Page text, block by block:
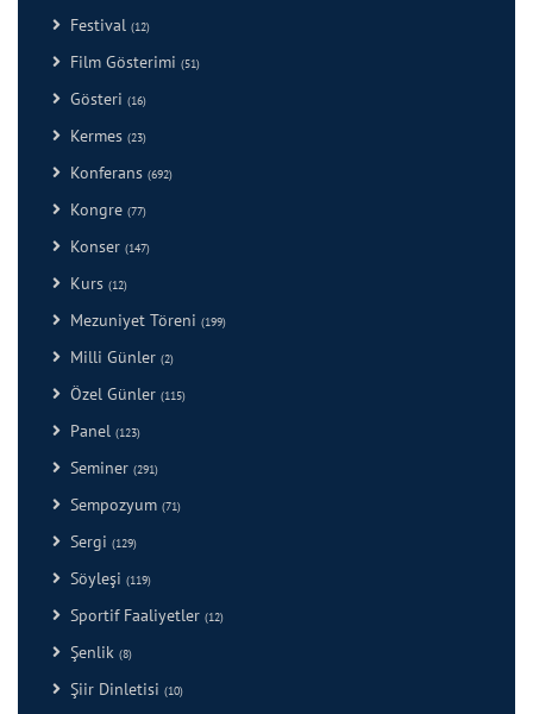
Festival (12)
Film Gösterimi (51)
Gösteri (16)
Kermes (23)
Konferans (692)
Kongre (77)
Konser (147)
Kurs (12)
Mezuniyet Töreni (199)
Milli Günler (2)
Özel Günler (115)
Panel (123)
Seminer (291)
Sempozyum (71)
Sergi (129)
Söyleşi (119)
Sportif Faaliyetler (12)
Şenlik (8)
Şiir Dinletisi (10)